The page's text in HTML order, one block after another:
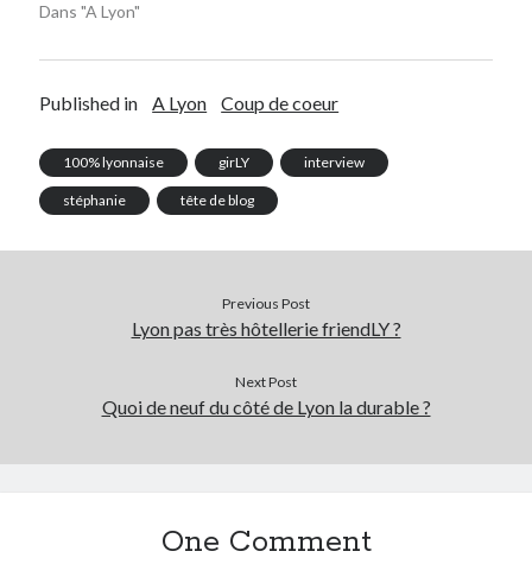
Dans "A Lyon"
Published in A Lyon Coup de coeur
100% lyonnaise girLY interview
stéphanie tête de blog
Previous Post
Lyon pas très hôtellerie friendLY ?
Next Post
Quoi de neuf du côté de Lyon la durable ?
One Comment